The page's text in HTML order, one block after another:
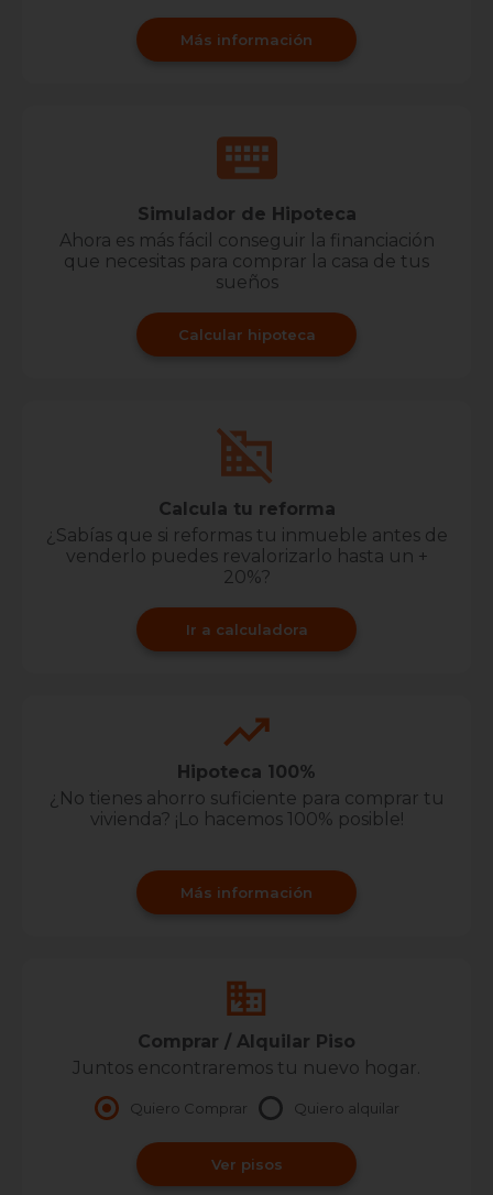
Más información
Simulador de Hipoteca
Ahora es más fácil conseguir la financiación
que necesitas para comprar la casa de tus
sueños
Calcular hipoteca
Calcula tu reforma
¿Sabías que si reformas tu inmueble antes de
venderlo puedes revalorizarlo hasta un +
20%?
Ir a calculadora
Hipoteca 100%
¿No tienes ahorro suficiente para comprar tu
vivienda? ¡Lo hacemos 100% posible!
Más información
Comprar / Alquilar Piso
Juntos encontraremos tu nuevo hogar.
Quiero Comprar Quiero alquilar
Ver pisos